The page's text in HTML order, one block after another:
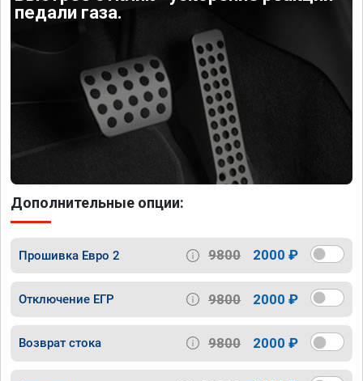
педали газа.
Дополнительные опции:
Прошивка Евро 2 9800 2000 ₽
Отключение ЕГР 9800 2000 ₽
Возврат стока 9800 2000 ₽